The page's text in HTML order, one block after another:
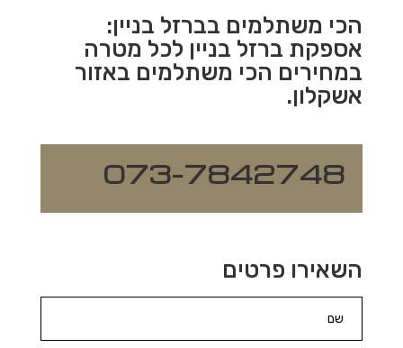
הכי משתלמים בברזל בניין:
אספקת ברזל בניין לכל מטרה
במחירים הכי משתלמים באזור
אשקלון.
073-7842748
השאירו פרטים